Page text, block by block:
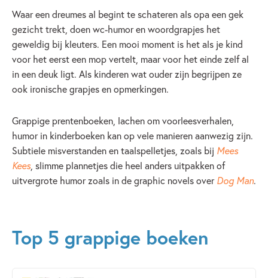
Waar een dreumes al begint te schateren als opa een gek
gezicht trekt, doen wc-humor en woordgrapjes het
geweldig bij kleuters. Een mooi moment is het als je kind
voor het eerst een mop vertelt, maar voor het einde zelf al
in een deuk ligt. Als kinderen wat ouder zijn begrijpen ze
ook ironische grapjes en opmerkingen.
Grappige prentenboeken, lachen om voorleesverhalen,
humor in kinderboeken kan op vele manieren aanwezig zijn.
Subtiele misverstanden en taalspelletjes, zoals bij Mees
Kees, slimme plannetjes die heel anders uitpakken of
uitvergrote humor zoals in de graphic novels overDog Man.
Top 5 grappige boeken